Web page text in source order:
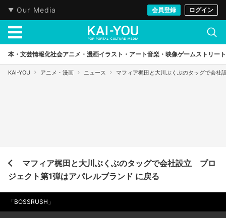
Our Media 会員登録 ログイン
本・文芸情報化社会アニメ・漫画イラスト・アート音楽・映像ゲームストリート
KAI-YOU アニメ・漫画 ニュース マフィア梶田と大川ぶくぶのタッグで会
マフィア梶田と大川ぶくぶのタッグで会社設立 プロ
ジェクト第1弾はアパレルブランド に戻る
「BOSSRUSH」